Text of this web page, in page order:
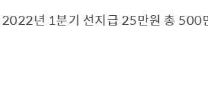
년 1분기 선지급 25만원 총 500